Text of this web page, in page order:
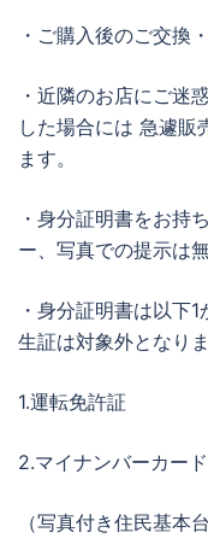
・ご購入後のご交換
・近隣のお店にご迷
した場合には 急遽販
ます。
・身分証明書をお持
ー、写真での提示は
・身分証明書は以下
生証は対象外となり
1.運転免許証
2.マイナンバーカード
（写真付き住民基本